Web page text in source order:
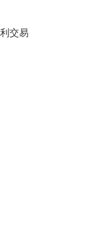
交易